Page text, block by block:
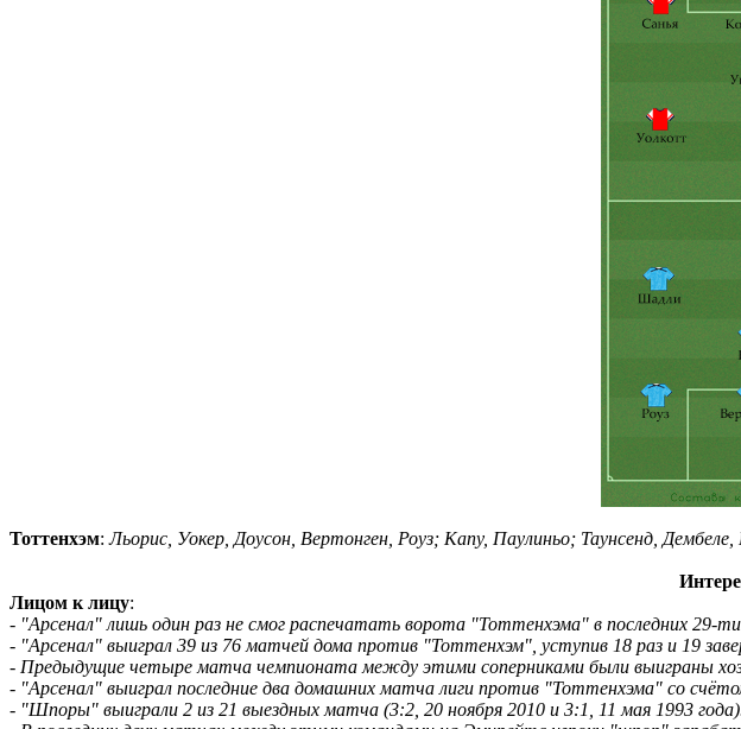
Тоттенхэм: Льорис, Уокер, Доусон, Вертонген, Роуз; Капу, Паулиньо; Таунсенд,
Лицом к лицу:
- "Арсенал" лишь один раз не смог распечатать ворота "Тоттенхэма" в последних 29-
- "Арсенал" выиграл 39 из 76 матчей дома против "Тоттенхэм", уступив 18 раз и 19
- Предыдущие четыре матча чемпионата между этими соперниками были выиграны
- "Арсенал" выиграл последние два домашних матча лиги против "Тоттенхэма" со
- "Шпоры" выиграли 2 из 21 выездных матча (3:2, 20 ноября 2010 и 3:1, 11 мая 1993